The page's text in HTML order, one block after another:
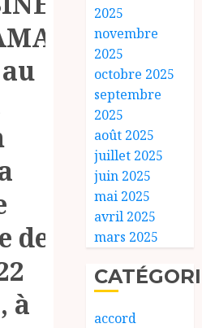
de
à
2025
novembre
2025
octobre 2025
septembre
2025
août 2025
juillet 2025
juin 2025
mai 2025
avril 2025
mars 2025
accord